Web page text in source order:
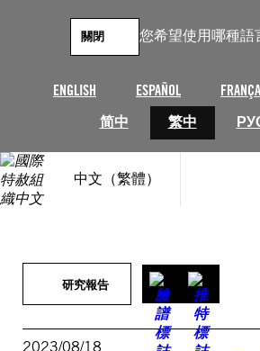
您希望使用哪種語
ENGLISH ESPAÑOL
简中
繁中
關閉
中文（繁體）
研究報告
2023/08/18